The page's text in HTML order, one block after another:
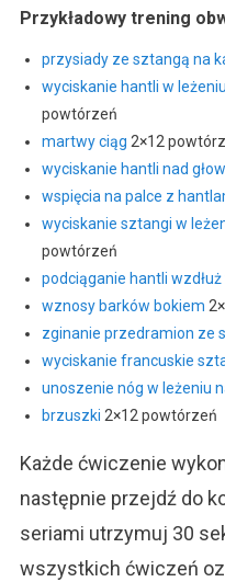
Przykładowy trening
przysiady ze sztangą na
wyciskanie hantli w
powtórzeń
martwy ciąg 2×12
wyciskanie hantli nad
wspięcia na palce z
wyciskanie sztangi w
powtórzeń
podciąganie hantli wzdłuż
wznosy barków bokiem
zginanie przedramion ze
wyciskanie francuskie
unoszenie nóg w leżeniu
brzuszki 2×12 powtórzeń
Każde ćwiczenie
następnie przejdź do
seriami utrzymuj 30
wszystkich ćwiczeń